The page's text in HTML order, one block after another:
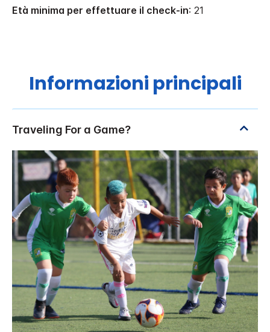
Età minima per effettuare il check-in: 21
Informazioni principali